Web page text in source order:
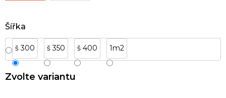
Šířka
š 300 š 350 š 400 1m2
Zvolte variantu